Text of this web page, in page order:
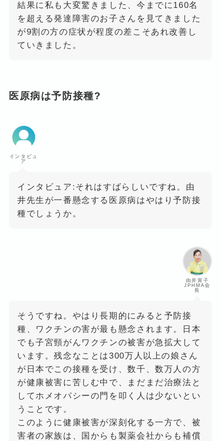
結果に私も大変驚きました、今までに160名
を超える発達障害のお子さんを見てきました
が9割の方の症状が程度の差こそあれ改善し
ていきました。
医原病は予防接種?
インタビュ
ア
インタビュア:それはすばらしいですね。由
井先生が一番懸念する医原病はやはり予防接
種でしょうか。
由井寅子
JPHMA会
長
そうですね。やはり長期的にみると予防接
種、ワクチンの害が最も懸念されます。日本
でも子宮頸がんワクチンの被害が急拡大して
います。残念なことは300万人以上の娘さん
が日本でこの接種を受け、数千、数万人の方
が健康被害に苦しむ中で、まだまだ治療法と
してホメオパシーの門を叩く人は少ないとい
うことです。
このように健康被害が深刻化する一方で、被
害者の家族は、国からも製薬会社からも補償